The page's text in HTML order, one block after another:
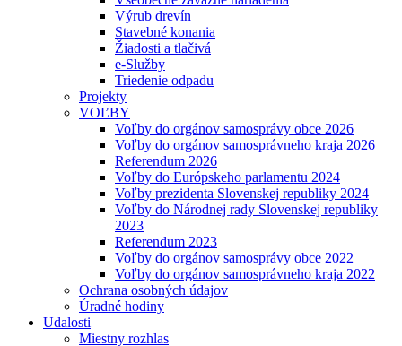
Výrub drevín
Stavebné konania
Žiadosti a tlačivá
e-Služby
Triedenie odpadu
Projekty
VOĽBY
Voľby do orgánov samosprávy obce 2026
Voľby do orgánov samosprávneho kraja 2026
Referendum 2026
Voľby do Európskeho parlamentu 2024
Voľby prezidenta Slovenskej republiky 2024
Voľby do Národnej rady Slovenskej republiky
2023
Referendum 2023
Voľby do orgánov samosprávy obce 2022
Voľby do orgánov samosprávneho kraja 2022
Ochrana osobných údajov
Úradné hodiny
Udalosti
Miestny rozhlas